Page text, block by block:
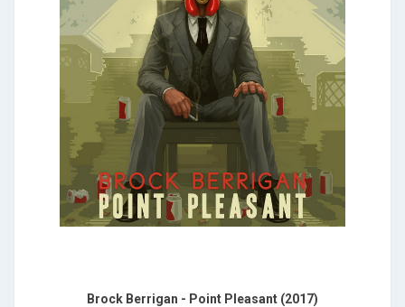
Brock Berrigan - Point Pleasant (2017)